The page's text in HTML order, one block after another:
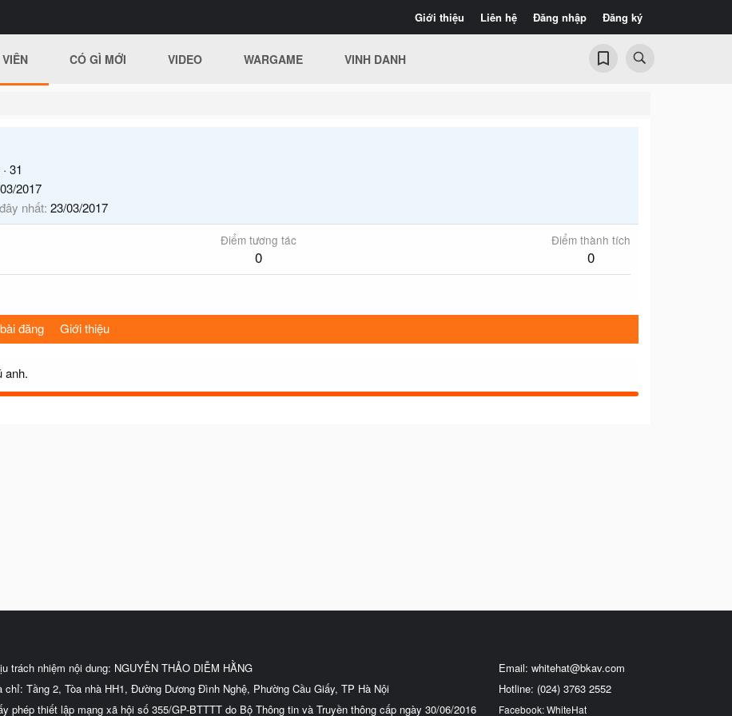
Giới thiệu Liên hệ Đăng nhập Đăng ký
CÓ GÌ MỚI VIDEO WARGAME VINH DANH
· 31
2017
nhất 23/03/2017
Điểm tương tác
0
Điểm thành tích
0
đăng Giới thiệu
anh.
trách nhiệm nội dung: NGUYỄN THẢO DIỄM HẰNG
chỉ: Tầng 2, Tòa nhà HH1, Đường Dương Đình Nghệ, Phường Cầu Giấy, TP Hà Nội
phép thiết lập mạng xã hội số 355/GP-BTTTT do Bộ Thông tin và Truyền thông cấp ngày 30/06/2016
Email: whitehat@bkav.com
Hotline: (024) 3763 2552
Facebook: WhiteHat